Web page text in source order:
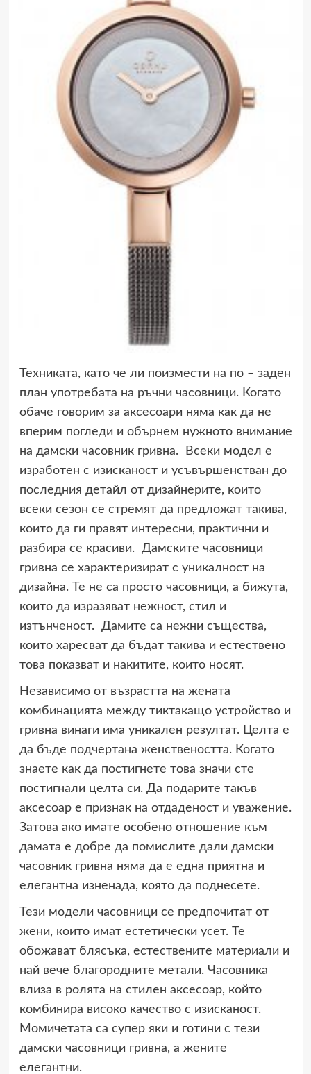
Техниката, като че ли поизмести на по – заден
план употребата на ръчни часовници. Когато
обаче говорим за аксесоари няма как да не
вперим погледи и обърнем нужното внимание
на дамски часовник гривна. Всеки модел е
изработен с изисканост и усъвършенстван до
последния детайл от дизайнерите, които
всеки сезон се стремят да предложат такива,
които да ги правят интересни, практични и
разбира се красиви. Дамските часовници
гривна се характеризират с уникалност на
дизайна. Те не са просто часовници, а бижута,
които да изразяват нежност, стил и
изтънченост. Дамите са нежни същества,
които харесват да бъдат такива и естествено
това показват и накитите, които носят.
Независимо от възрастта на жената
комбинацията между тиктакащо устройство и
гривна винаги има уникален резултат. Целта е
да бъде подчертана женствеността. Когато
знаете как да постигнете това значи сте
постигнали целта си. Да подарите такъв
аксесоар е признак на отдаденост и уважение.
Затова ако имате особено отношение към
дамата е добре да помислите дали дамски
часовник гривна няма да е една приятна и
елегантна изненада, която да поднесете.
Тези модели часовници се предпочитат от
жени, които имат естетически усет. Те
обожават блясъка, естествените материали и
най вече благородните метали. Часовника
влиза в ролята на стилен аксесоар, който
комбинира високо качество с изисканост.
Момичетата са супер яки и готини с тези
дамски часовници гривна, а жените
елегантни.